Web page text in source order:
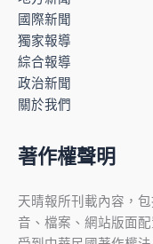
國際新聞
獨家報導
綜合報導
政治新聞
關於我們
著作權聲明
天晴報所刊載內容，
音、檔案、網站版面